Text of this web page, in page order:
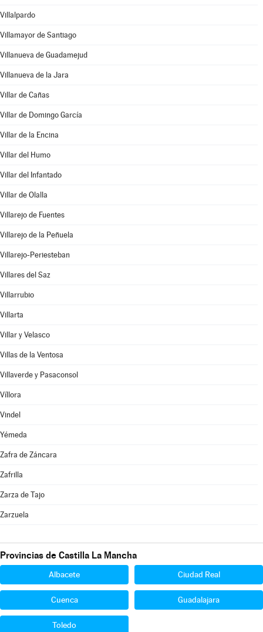
Villalpardo
Villamayor de Santiago
Villanueva de Guadamejud
Villanueva de la Jara
Villar de Cañas
Villar de Domingo García
Villar de la Encina
Villar del Humo
Villar del Infantado
Villar de Olalla
Villarejo de Fuentes
Villarejo de la Peñuela
Villarejo-Periesteban
Villares del Saz
Villarrubio
Villarta
Villar y Velasco
Villas de la Ventosa
Villaverde y Pasaconsol
Víllora
Vindel
Yémeda
Zafra de Záncara
Zafrilla
Zarza de Tajo
Zarzuela
Provincias de Castilla La Mancha
Albacete Ciudad Real
Cuenca Guadalajara
Toledo